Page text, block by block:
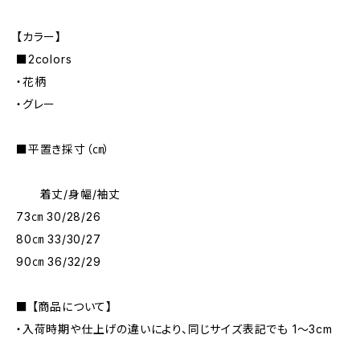
【カラー】
■2colors
・花柄
・グレー
■平置き採寸（㎝）
着丈/身幅/袖丈
73㎝ 30/28/26
80㎝ 33/30/27
90㎝ 36/32/29
■ 【商品について】
・入荷時期や仕上げの違いにより、同じサイズ表記でも 1～3cm